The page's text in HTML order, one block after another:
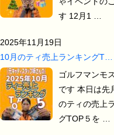
す 12月1 …
2025年11月19日
10月のティ売上ランキングT…
ゴルフマンモ
です 本日は先
のティの売上
グTOP５を …